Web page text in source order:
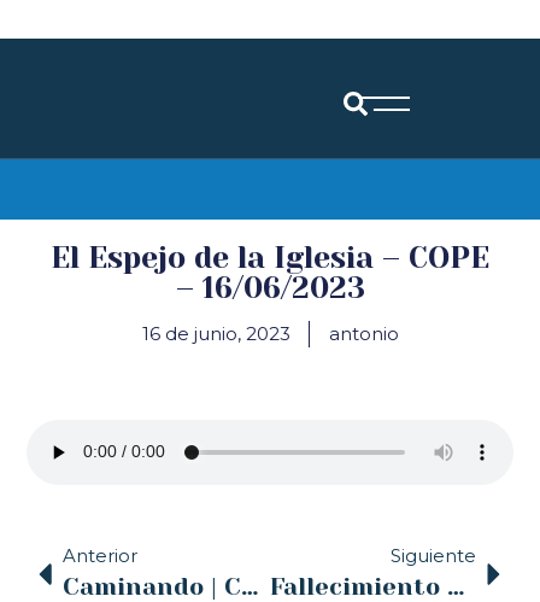
El Espejo de la Iglesia – COPE
– 16/06/2023
16 de junio, 2023 antonio
Anterior
Caminando | Corpus 2023. Memoria Cáritas 2022. 75 Años Colegio San Antonio Santander | 14.6.23
Siguiente
Fallecimiento del Rvdo. Sr. D. Jesús Pérez Bayas